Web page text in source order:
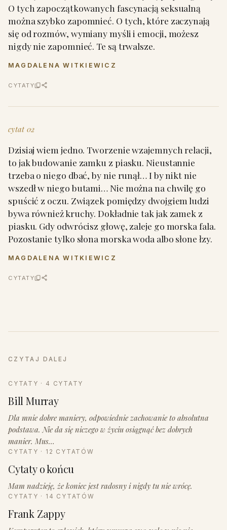
O tych zapoczątkowanych fascynacją seksualną
można szybko zapomnieć. O tych, które zaczynają
się od rozmów, wymiany myśli i emocji, możesz
nigdy nie zapomnieć. Te są trwalsze.
MAGDALENA WITKIEWICZ
CYTATY
cytat 02
Dzisiaj wiem jedno. Tworzenie wzajemnych relacji,
to jak budowanie zamku z piasku. Nieustannie
trzeba o niego dbać, by nie runął… I by nikt nie
wszedł w niego butami… Nie można na chwilę go
spuścić z oczu. Związek pomiędzy dwojgiem ludzi
bywa również kruchy. Dokładnie tak jak zamek z
piasku. Gdy odwrócisz głowę, zaleje go morska fala.
Pozostanie tylko słona morska woda albo słone łzy.
MAGDALENA WITKIEWICZ
CYTATY
CZYTAJ DALEJ
CYTATY · 4 CYTATY
Bill Murray
Dla mnie dobre maniery, odpowiednie zachowanie to absolutna
podstawa. Nie da się niczego w życiu osiągnąć bez dobrych
manier. Mus…
CYTATY · 12 CYTATÓW
Cytaty o końcu
Mam nadzieję, że koniec jest radosny i nigdy tu nie wrócę.
CYTATY · 14 CYTATÓW
Frank Zappy